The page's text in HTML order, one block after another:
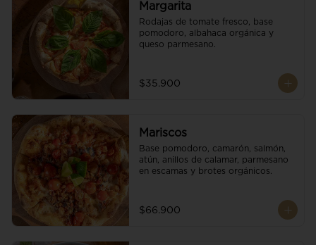
Margarita
Rodajas de tomate fresco, base
pomodoro, albahaca orgánica y
queso parmesano.
$35.900
Mariscos
Base pomodoro, camarón, salmón,
atún, anillos de calamar, parmesano
en escamas y brotes orgánicos.
$66.900